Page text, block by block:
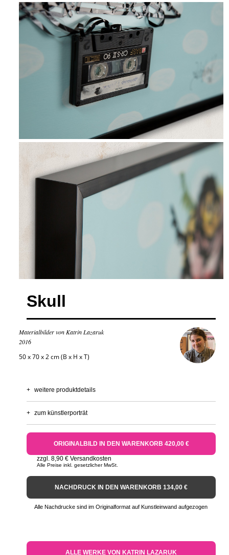
Skull
Materialbilder von Katrin Lazaruk
2016
50 x 70 x 2 cm (B x H x T)
+ weitere produktdetails
+ zum künstlerporträt
ORIGINALBILD IN DEN WARENKORB 420,00 €
zzgl. 8,90 € Versandkosten
Alle Preise inkl. gesetzlicher MwSt.
NACHDRUCK IN DEN WARENKORB 134,00 €
Alle Nachdrucke sind im Originalformat auf Kunstleinwand aufgezogen
ALLE WERKE VON KATRIN LAZARUK